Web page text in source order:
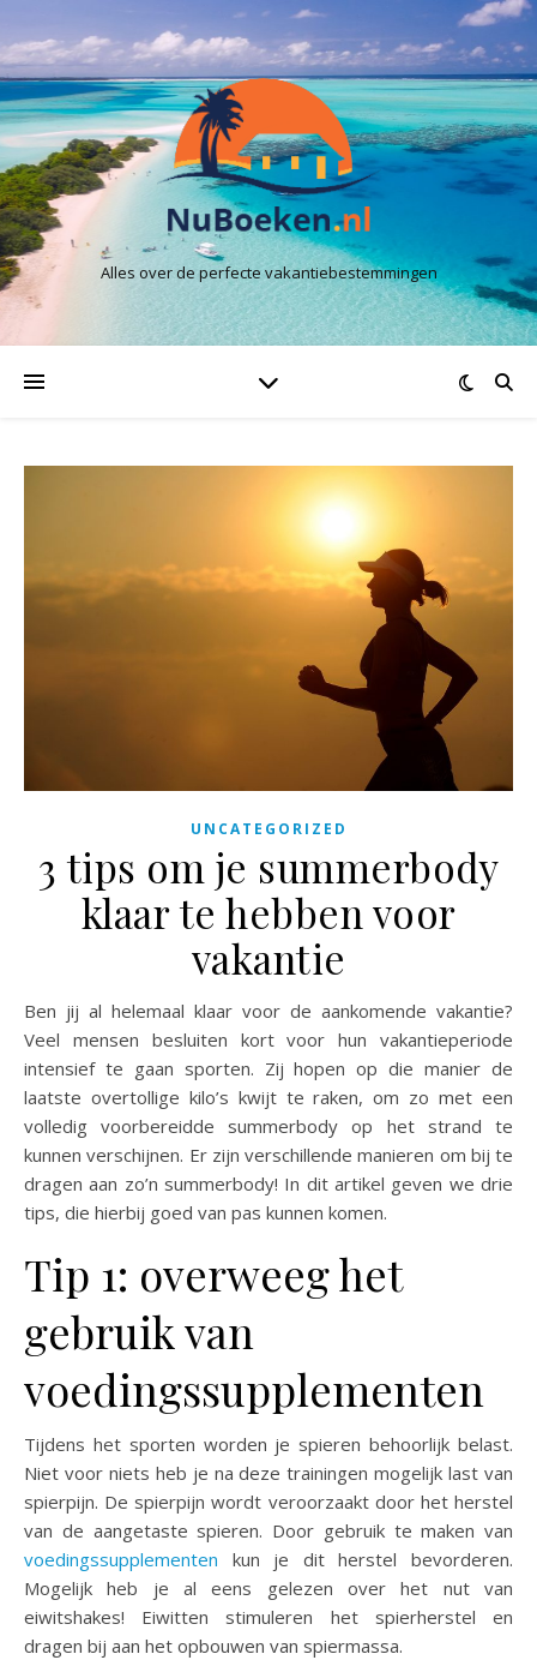
Alles over de perfecte vakantiebestemmingen
UNCATEGORIZED
3 tips om je summerbody
klaar te hebben voor
vakantie
Ben jij al helemaal klaar voor de aankomende vakantie?
Veel mensen besluiten kort voor hun vakantieperiode
intensief te gaan sporten. Zij hopen op die manier de
laatste overtollige kilo’s kwijt te raken, om zo met een
volledig voorbereidde summerbody op het strand te
kunnen verschijnen. Er zijn verschillende manieren om bij te
dragen aan zo’n summerbody! In dit artikel geven we drie
tips, die hierbij goed van pas kunnen komen.
Tip 1: overweeg het
gebruik van
voedingssupplementen
Tijdens het sporten worden je spieren behoorlijk belast.
Niet voor niets heb je na deze trainingen mogelijk last van
spierpijn. De spierpijn wordt veroorzaakt door het herstel
van de aangetaste spieren. Door gebruik te maken van
voedingssupplementen kun je dit herstel bevorderen.
Mogelijk heb je al eens gelezen over het nut van
eiwitshakes! Eiwitten stimuleren het spierherstel en
dragen bij aan het opbouwen van spiermassa.